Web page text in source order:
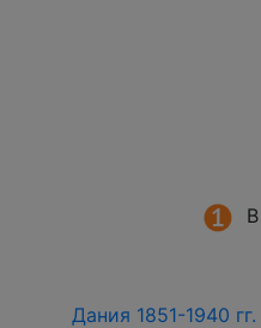
Дания 1851-1940